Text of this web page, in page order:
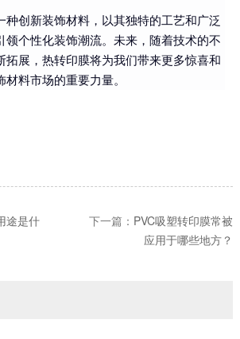
种创新装饰材料，以其独特的工艺和广泛
领个性化装饰潮流。未来，随着技术的不
拓展，热转印膜将为我们带来更多惊喜和
料市场的重要力量。
途是什
下一篇： PVC吸塑转印膜常被
应用于哪些地方？